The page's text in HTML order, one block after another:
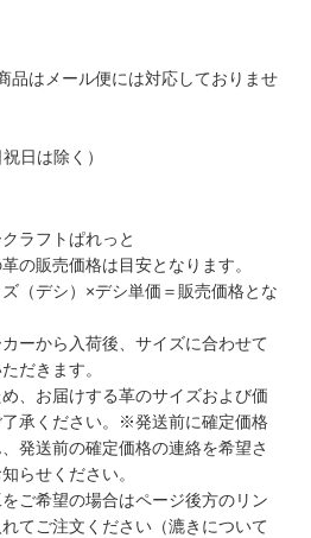
品はメール便には対応しておりませ
日は除く）
ラフトぱれっと
の販売価格は目安となります。
（デシ）×デシ単価＝販売価格とな
ーから入荷後、サイズに合わせて
だきます。
、お届けする革のサイズおよび価
承ください。※発送前に確定価格
発送前の確定価格の連絡を希望さ
らせください。
ご希望の場合はページ後方のリン
てご注文ください（漉きについて